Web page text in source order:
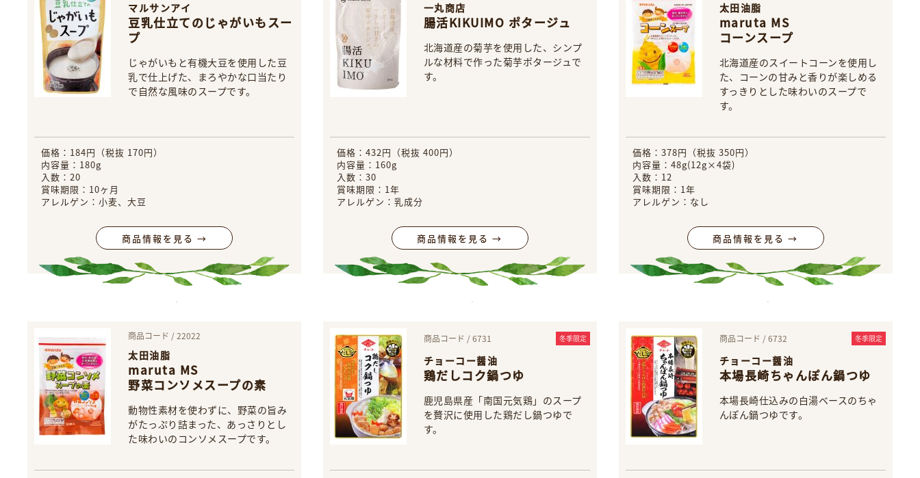
マルサンアイ
豆乳仕立てのじゃがいもスー
プ
じゃがいもと有機大豆を使用した豆
乳で仕上げた、まろやかな口当たり
で自然な風味のスープです。
価格：184円（税抜 170円）
内容量：180g
入数：20
賞味期限：10ヶ月
アレルゲン：小麦、大豆
商品情報を見る →
一丸商店
腸活KIKUIMO ポタージュ
北海道産の菊芋を使用した、シンプ
ルな材料で作った菊芋ポタージュで
す。
価格：432円（税抜 400円）
内容量：160g
入数：30
賞味期限：1年
アレルゲン：乳成分
商品情報を見る →
太田油脂
maruta MS
コーンスープ
北海道産のスイートコーンを使用し
た、コーンの甘みと香りが楽しめる
すっきりとした味わいのスープで
す。
価格：378円（税抜 350円）
内容量：48g(12g×4袋)
入数：12
賞味期限：1年
アレルゲン：なし
商品情報を見る →
商品コード / 22022
太田油脂
maruta MS
野菜コンソメスープの素
動物性素材を使わずに、野菜の旨み
がたっぷり詰まった、あっさりとし
た味わいのコンソメスープです。
商品コード / 6731 冬季限定
チョーコー醤油
鶏だしコク鍋つゆ
鹿児島県産「南国元気鶏」のスープ
を贅沢に使用した鶏だし鍋つゆで
す。
商品コード / 6732 冬季限定
チョーコー醤油
本場長崎ちゃんぽん鍋つゆ
本場長崎仕込みの白湯ベースのちゃ
んぽん鍋つゆです。